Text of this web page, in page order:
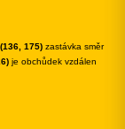
175) zastávka směr
je obchůdek vzdálen